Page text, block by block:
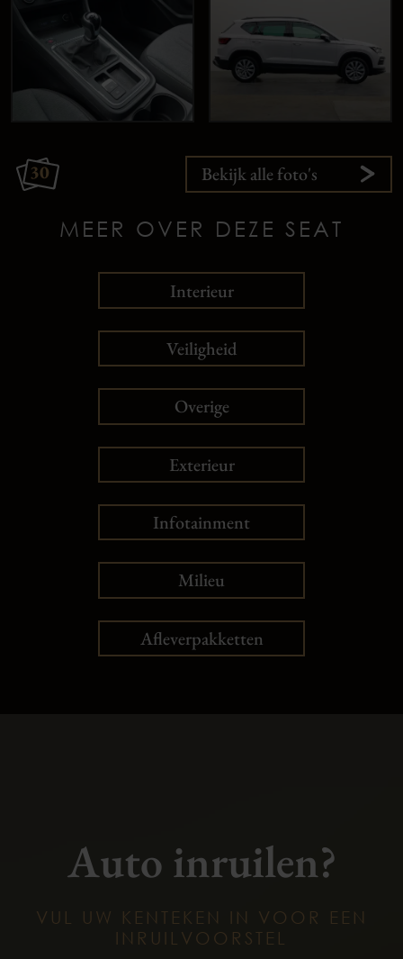
30 Bekijk alle foto's
MEER OVER DEZE SEAT
Interieur
Veiligheid
Overige
Exterieur
Infotainment
Milieu
Afleverpakketten
Auto inruilen?
VUL UW KENTEKEN IN VOOR EEN
INRUILVOORSTEL